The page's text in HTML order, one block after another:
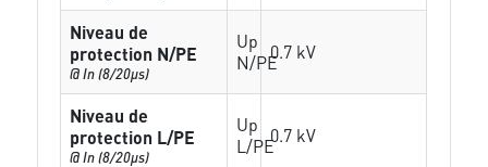
Niveau de
protection N/PE
@ In (8/20µs)
Up
N/PE0.7 kV
Niveau de
protection L/PE
@ In (8/20µs)
Up
L/PE0.7 kV